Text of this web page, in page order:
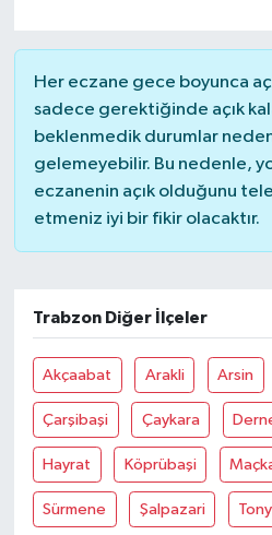
Her eczane gece boyunca
sadece gerektiğinde açık
beklenmedik durumlar
gelemeyebilir. Bu nedenle,
eczanenin açık olduğunu
etmeniz iyi bir fikir olacaktır.
Trabzon Diğer İlçeler
Akçaabat Arakli Arsin
Çarşibaşi Çaykara
Hayrat Köprübaşi
Sürmene Şalpazari